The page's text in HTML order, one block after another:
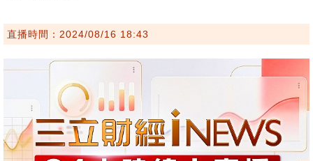
直播時間：2024/08/16 18:43